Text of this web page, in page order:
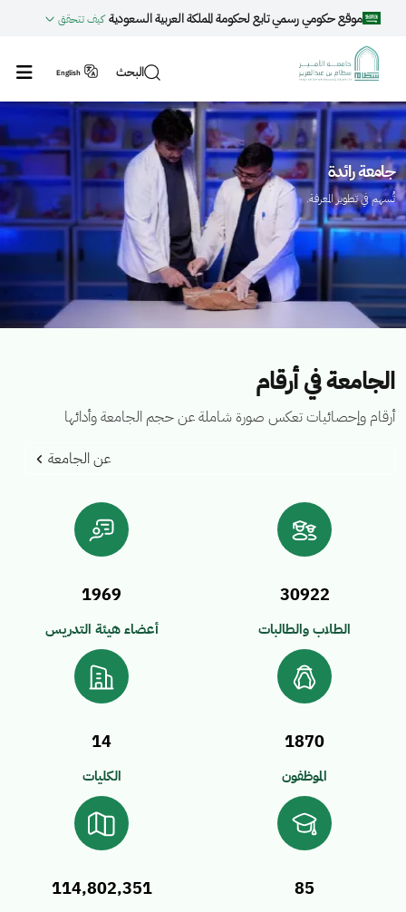
تجاوز إلى المحتوى الرئيسي
موقع حكومي رسمي تابع لحكومة المملكة العربية السعودية كيف تتحقق
البحث English
الصورة
جامعة رائدة
تُسهم في تطوير المعرفة.
الجامعة في أرقام
أرقام وإحصائيات تعكس صورة شاملة عن حجم الجامعة وأدائها
عن الجامعة
30922
الطلاب والطالبات
1969
أعضاء هيئة التدريس
1870
الموظفون
14
الكليات
85
114,802,351